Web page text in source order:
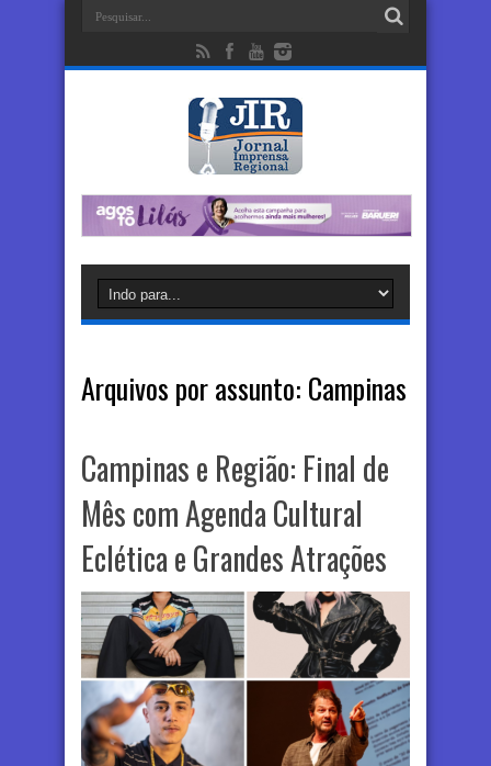
Arquivos por assunto: Campinas
Campinas e Região: Final de
Mês com Agenda Cultural
Eclética e Grandes Atrações